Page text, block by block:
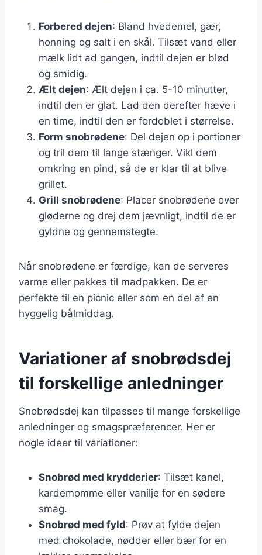
Forbered dejen: Bland hvedemel, gær,
honning og salt i en skål. Tilsæt vand eller
mælk lidt ad gangen, indtil dejen er blød
og smidig.
Ælt dejen: Ælt dejen i ca. 5-10 minutter,
indtil den er glat. Lad den derefter hæve i
en time, indtil den er fordoblet i størrelse.
Form snobrødene: Del dejen op i portioner
og tril dem til lange stænger. Vikl dem
omkring en pind, så de er klar til at blive
grillet.
Grill snobrødene: Placer snobrødene over
gløderne og drej dem jævnligt, indtil de er
gyldne og gennemstegte.
Når snobrødene er færdige, kan de serveres
varme eller pakkes til madpakken. De er
perfekte til en picnic eller som en del af en
hyggelig bålmiddag.
Variationer af snobrødsdej
til forskellige anledninger
Snobrødsdej kan tilpasses til mange forskellige
anledninger og smagspræferencer. Her er
nogle ideer til variationer:
Snobrød med krydderier: Tilsæt kanel,
kardemomme eller vanilje for en sødere
smag.
Snobrød med fyld: Prøv at fylde dejen
med chokolade, nødder eller bær for en